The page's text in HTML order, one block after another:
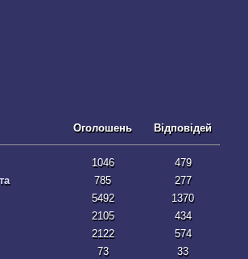
Оголошень Відповідей
1046
479
785
277
5492
1370
2105
434
2122
574
73
33